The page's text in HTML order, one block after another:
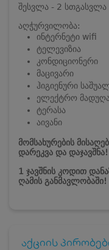
შესვლა - 2 სთ
აღჭურვილობა:
ინტერნეტი wifi
ტელევიზია
კონდიციონერი
მაცივარი
ჰიგიენური
ელექტრო
ტერასა
აივანი
მომსახურების
დარეკვა და დაჯავშნა!
1 ჯავშნის კოდით
ღამის განმავლობაში!
აქციის